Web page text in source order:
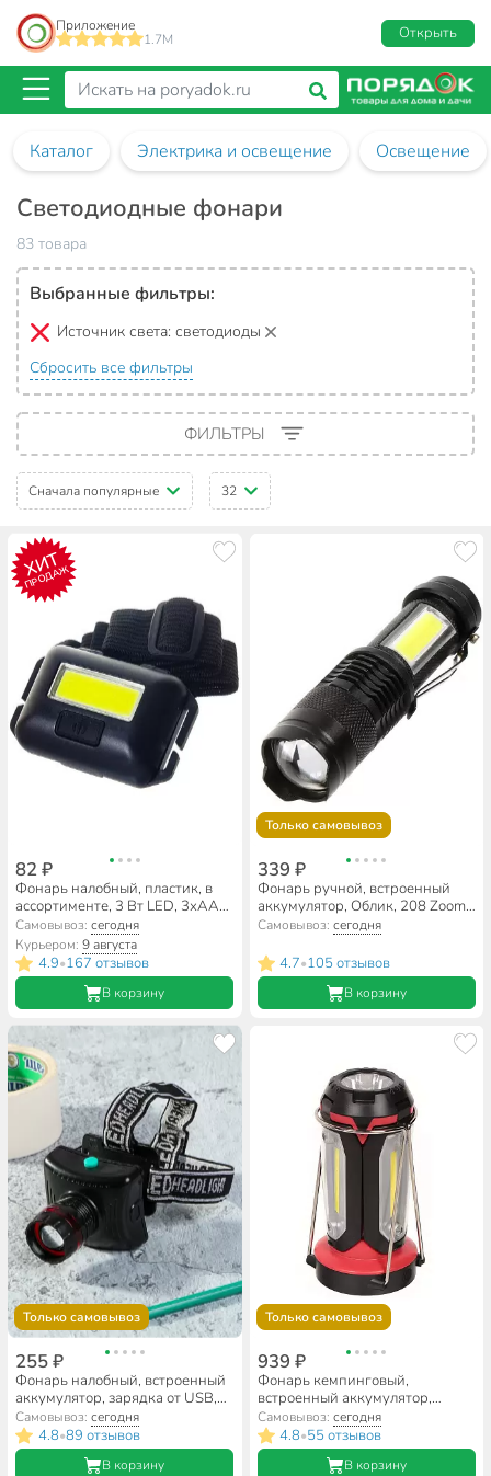
Приложение
1.7M
Открыть
Каталог Электрика и освещение Освещение
Светодиодные фонари
83 товара
Выбранные фильтры:
Источник света: светодиоды
Сбросить все фильтры
ФИЛЬТРЫ
Сначала популярные 32
ХИТ
ПРОДАЖ
82 ₽
Фонарь налобный, пластик, в
ассортименте, 3 Вт LED, 3хAAA,
SPE17194-7
Самовывоз:сегодня
Курьером:9 августа
4.9•167 отзывов
В корзину
Только самовывоз
339 ₽
Фонарь ручной, встроенный
аккумулятор, Облик, 208 Zoom,
зарядка от USB, алюминий,
Самовывоз: сегодня
4.7•105 отзывов
В корзину
Только самовывоз
255 ₽
Фонарь налобный, встроенный
аккумулятор, зарядка от USB,
пластик, в ассортименте,
SPE17194-11
Самовывоз:сегодня
4.8•89 отзывов
В корзину
Только самовывоз
939 ₽
Фонарь кемпинговый,
встроенный аккумулятор,
зарядка от сети 220 В, пластик,
черно-красный, SPE17200-4
MX-8801
Самовывоз: сегодня
4.8•55 отзывов
В корзину